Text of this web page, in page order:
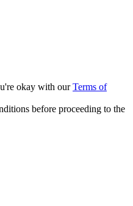
okay with ourTerms of
before proceeding to the